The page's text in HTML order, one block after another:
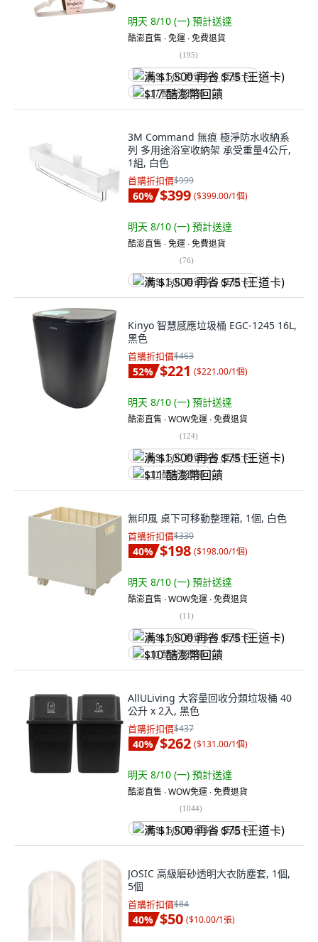
明天 8/10 (一) 預計送達
酷澎直售 ∙ 免運 ∙ 免費退貨
(195)
满 $1,500 再省 $75 (王道卡)
$17 酷澎幣回饋
3M Command 無痕 極淨防水收納系
列 多用途浴室收納架 承受重量4公斤,
1組, 白色
首購折扣價$999
60% $399 ($399.00/1個)
明天 8/10 (一) 預計送達
酷澎直售 ∙ 免運 ∙ 免費退貨
(76)
满 $1,500 再省 $75 (王道卡)
Kinyo 智慧感應垃圾桶 EGC-1245 16L,
黑色
首購折扣價$463
52% $221 ($221.00/1個)
明天 8/10 (一) 預計送達
酷澎直售 ∙ WOW免運 ∙ 免費退貨
(124)
满 $1,500 再省 $75 (王道卡)
$11 酷澎幣回饋
無印風 桌下可移動整理箱, 1個, 白色
首購折扣價$330
40% $198 ($198.00/1個)
明天 8/10 (一) 預計送達
酷澎直售 ∙ WOW免運 ∙ 免費退貨
(11)
满 $1,500 再省 $75 (王道卡)
$10 酷澎幣回饋
AllULiving 大容量回收分類垃圾桶 40
公升 x 2入, 黑色
首購折扣價$437
40% $262 ($131.00/1個)
明天 8/10 (一) 預計送達
酷澎直售 ∙ WOW免運 ∙ 免費退貨
(1044)
满 $1,500 再省 $75 (王道卡)
JOSIC 高級磨砂透明大衣防塵套, 1個,
5個
首購折扣價$84
40% $50 ($10.00/1張)